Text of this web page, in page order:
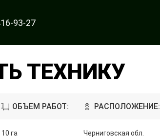
93-27
ТЕХНИКУ
ОБЪЕМ РАБОТ: РАСПОЛОЖЕНИЕ:
10 га Черниговская обл.